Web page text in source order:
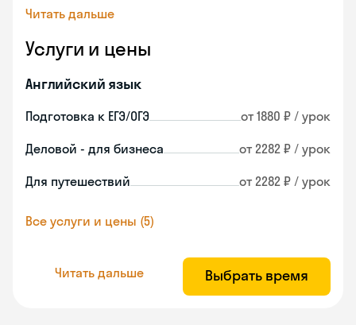
Читать дальше
Услуги и цены
Английский язык
Подготовка к ЕГЭ/ОГЭ от 1880 ₽ / урок
Деловой - для бизнеса от 2282 ₽ / урок
Для путешествий от 2282 ₽ / урок
Все услуги и цены (5)
Читать дальше Выбрать время